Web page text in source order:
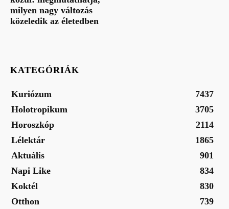
milyen nagy változás
közeledik az életedben
KATEGÓRIÁK
Kuriózum
7437
Holotropikum
3705
Horoszkóp
2114
Lélektár
1865
Aktuális
901
Napi Like
834
Koktél
830
Otthon
739